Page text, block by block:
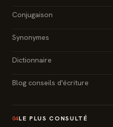
Conjugaison
Synonymes
Dictionnaire
Blog conseils d'écriture
04LE PLUS CONSULTÉ